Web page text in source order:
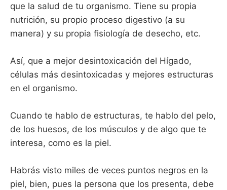
que la salud de tu organismo. Tiene su propia
nutrición, su propio proceso digestivo (a su
manera) y su propia fisiología de desecho, etc.
Así, que a mejor desintoxicación del Hígado,
células más desintoxicadas y mejores estructuras
en el organismo.
Cuando te hablo de estructuras, te hablo del pelo,
de los huesos, de los músculos y de algo que te
interesa, como es la piel.
Habrás visto miles de veces puntos negros en la
piel, bien, pues la persona que los presenta, debe